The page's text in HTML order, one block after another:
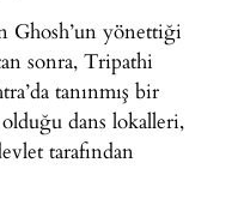
Ghosh’un yönettiği
sonra, Tripathi
tanınmış bir
dans lokalleri,
tarafından